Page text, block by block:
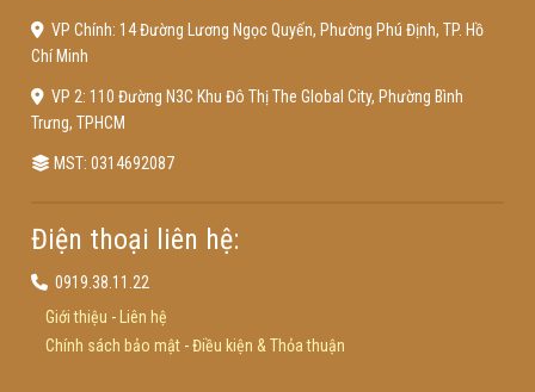
VP Chính: 14 Đường Lương Ngọc Quyến, Phường Phú Định, TP. Hồ
Chí Minh
VP 2: 110 Đường N3C Khu Đô Thị The Global City, Phường Bình
Trưng, TPHCM
MST: 0314692087
Điện thoại liên hệ:
0919.38.11.22
Giới thiệu -
Liên hệ
Chính sách bảo mật-Điều kiện & Thỏa thuận